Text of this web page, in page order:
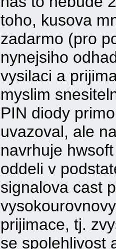
toho, kusova
zadarmo (pro
nynejsiho
vysilaci a
myslim
PIN diody
uvazoval, ale
navrhuje
oddeli v
signalova cast
prijimace, tj.
se spolehlivost